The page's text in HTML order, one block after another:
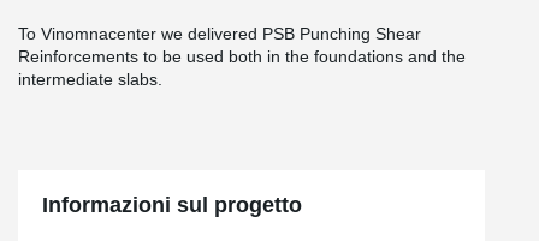
To Vinomnacenter we delivered PSB Punching Shear
Reinforcements to be used both in the foundations and the
intermediate slabs.
Informazioni sul progetto